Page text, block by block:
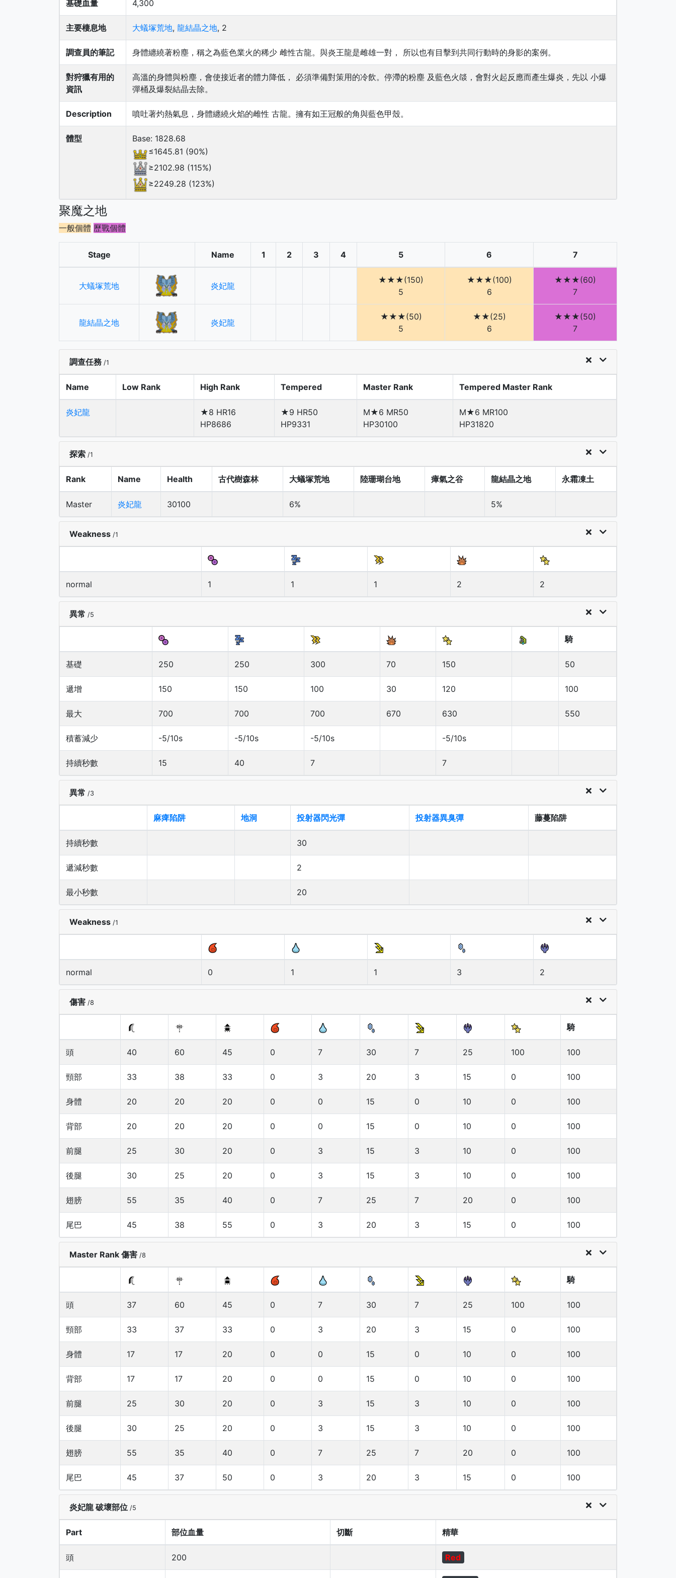
基礎血量 4,300
主要棲息地 大蟻塚荒地, 龍結晶之地, 2
調查員的筆記 身體纏繞著粉塵，稱之為藍色業火的稀少 雌性古龍。與炎王龍是雌雄一對， 所以也有目擊到共同行動時的身影的案例。
對狩獵有用的
資訊
高溫的身體與粉塵，會使接近者的體力降低， 必須準備對策用的冷飲。停滯的粉塵 及藍色火燄，會對火起反應而產生爆炎，先以 小爆
彈桶及爆裂結晶去除。
Description 噴吐著灼熱氣息，身體纏繞火焰的雌性 古龍。擁有如王冠般的角與藍色甲殼。
體型
Base: 1828.68
≤1645.81 (90%)
≥2102.98 (115%)
≥2249.28 (123%)
聚魔之地
一般個體 歷戰個體
Stage Name 1 2 3 4 5 6 7
大蟻塚荒地 炎妃龍
★★★(150)
5
★★★(100)
6
★★★(60)
7
龍結晶之地 炎妃龍
★★★(50)
5
★★(25)
6
★★★(50)
7
調查任務 /1
Name Low Rank High Rank Tempered Master Rank Tempered Master Rank
炎妃龍
★8 HR16
HP8686
★9 HR50
HP9331
M★6 MR50
HP30100
M★6 MR100
HP31820
探索 /1
Rank Name Health 古代樹森林 大蟻塚荒地 陸珊瑚台地 瘴氣之谷 龍結晶之地 永霜凍土
Master 炎妃龍 30100 6% 5%
Weakness /1
normal 1 1 1 2 2
異常 /5
騎
基礎 250 250 300 70 150 50
遞增 150 150 100 30 120 100
最大 700 700 700 670 630 550
積蓄減少 -5/10s -5/10s -5/10s -5/10s
持續秒數 15 40 7 7
異常 /3
麻痺陷阱 地洞 投射器閃光彈 投射器異臭彈 藤蔓陷阱
持續秒數 30
遞減秒數 2
最小秒數 20
Weakness /1
normal 0 1 1 3 2
傷害 /8
騎
頭 40 60 45 0 7 30 7 25 100 100
頸部 33 38 33 0 3 20 3 15 0 100
身體 20 20 20 0 0 15 0 10 0 100
背部 20 20 20 0 0 15 0 10 0 100
前腿 25 30 20 0 3 15 3 10 0 100
後腿 30 25 20 0 3 15 3 10 0 100
翅膀 55 35 40 0 7 25 7 20 0 100
尾巴 45 38 55 0 3 20 3 15 0 100
Master Rank 傷害 /8
騎
頭 37 60 45 0 7 30 7 25 100 100
頸部 33 37 33 0 3 20 3 15 0 100
身體 17 17 20 0 0 15 0 10 0 100
背部 17 17 20 0 0 15 0 10 0 100
前腿 25 30 20 0 3 15 3 10 0 100
後腿 30 25 20 0 3 15 3 10 0 100
翅膀 55 35 40 0 7 25 7 20 0 100
尾巴 45 37 50 0 3 20 3 15 0 100
炎妃龍 破壞部位 /5
Part 部位血量 切斷 精華
頭 200 Red